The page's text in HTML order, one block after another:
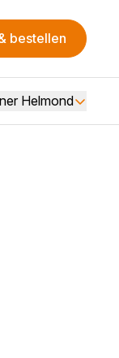
bestellen
Helmond